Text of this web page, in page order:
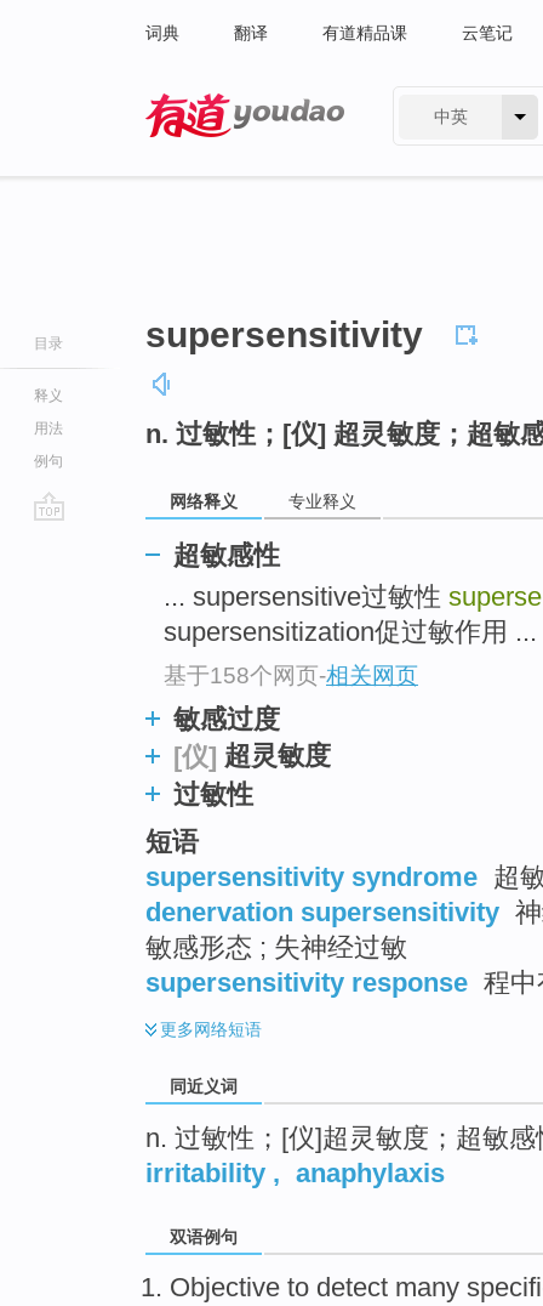
词典 翻译 有道精品课 云笔记
中英
目录
释义
用法
例句
supersensitivity
n. 过敏性；[仪] 超灵敏度；超敏
网络释义 专业释义
超敏感性
... supersensitive过敏性
supersensitization促过敏作用 ...
基于158个网页-相关网页
敏感过度
[仪] 超灵敏度
过敏性
短语
supersensitivity syndrome 超
denervation supersensitivity
敏感形态 ; 失神经过敏
supersensitivity response 程
更多网络短语
同近义词
n. 过敏性；[仪]超灵敏度；超敏感
irritability , anaphylaxis
双语例句
Objective to detect many